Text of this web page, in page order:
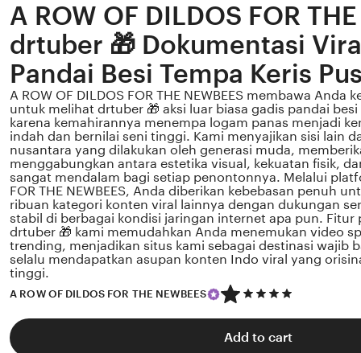
A ROW OF DILDOS FOR
drtuber 🎁 Dokumentasi
Pandai Besi Tempa Keris
A ROW OF DILDOS FOR THE NEWBEES membawa Anda
untuk melihat drtuber 🎁 aksi luar biasa gadis pandai
karena kemahirannya menempa logam panas menjadi
indah dan bernilai seni tinggi. Kami menyajikan sisi lain
nusantara yang dilakukan oleh generasi muda,
menggabungkan antara estetika visual, kekuatan fisik,
sangat mendalam bagi setiap penontonnya. Melalui
FOR THE NEWBEES, Anda diberikan kebebasan penuh
ribuan kategori konten viral lainnya dengan dukungan
stabil di berbagai kondisi jaringan internet apa pun. Fitur
drtuber 🎁 kami memudahkan Anda menemukan video
trending, menjadikan situs kami sebagai destinasi wajib
selalu mendapatkan asupan konten Indo viral yang
tinggi.
A ROW OF DILDOS FOR THE NEWBEES
5
out
of
5
stars
Add to cart